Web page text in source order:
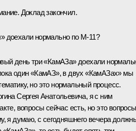
Доклад закончил.
доехали нормально по М-11?
день три «КамАЗа» доехали
один «КамАЗ», в двух «КамАЗах» мы
но это нормальный процесс.
Сергея Анатольевича, я с ним
вопросы сейчас есть, но это вопросы
я думаю, с сегодняшнего вечера